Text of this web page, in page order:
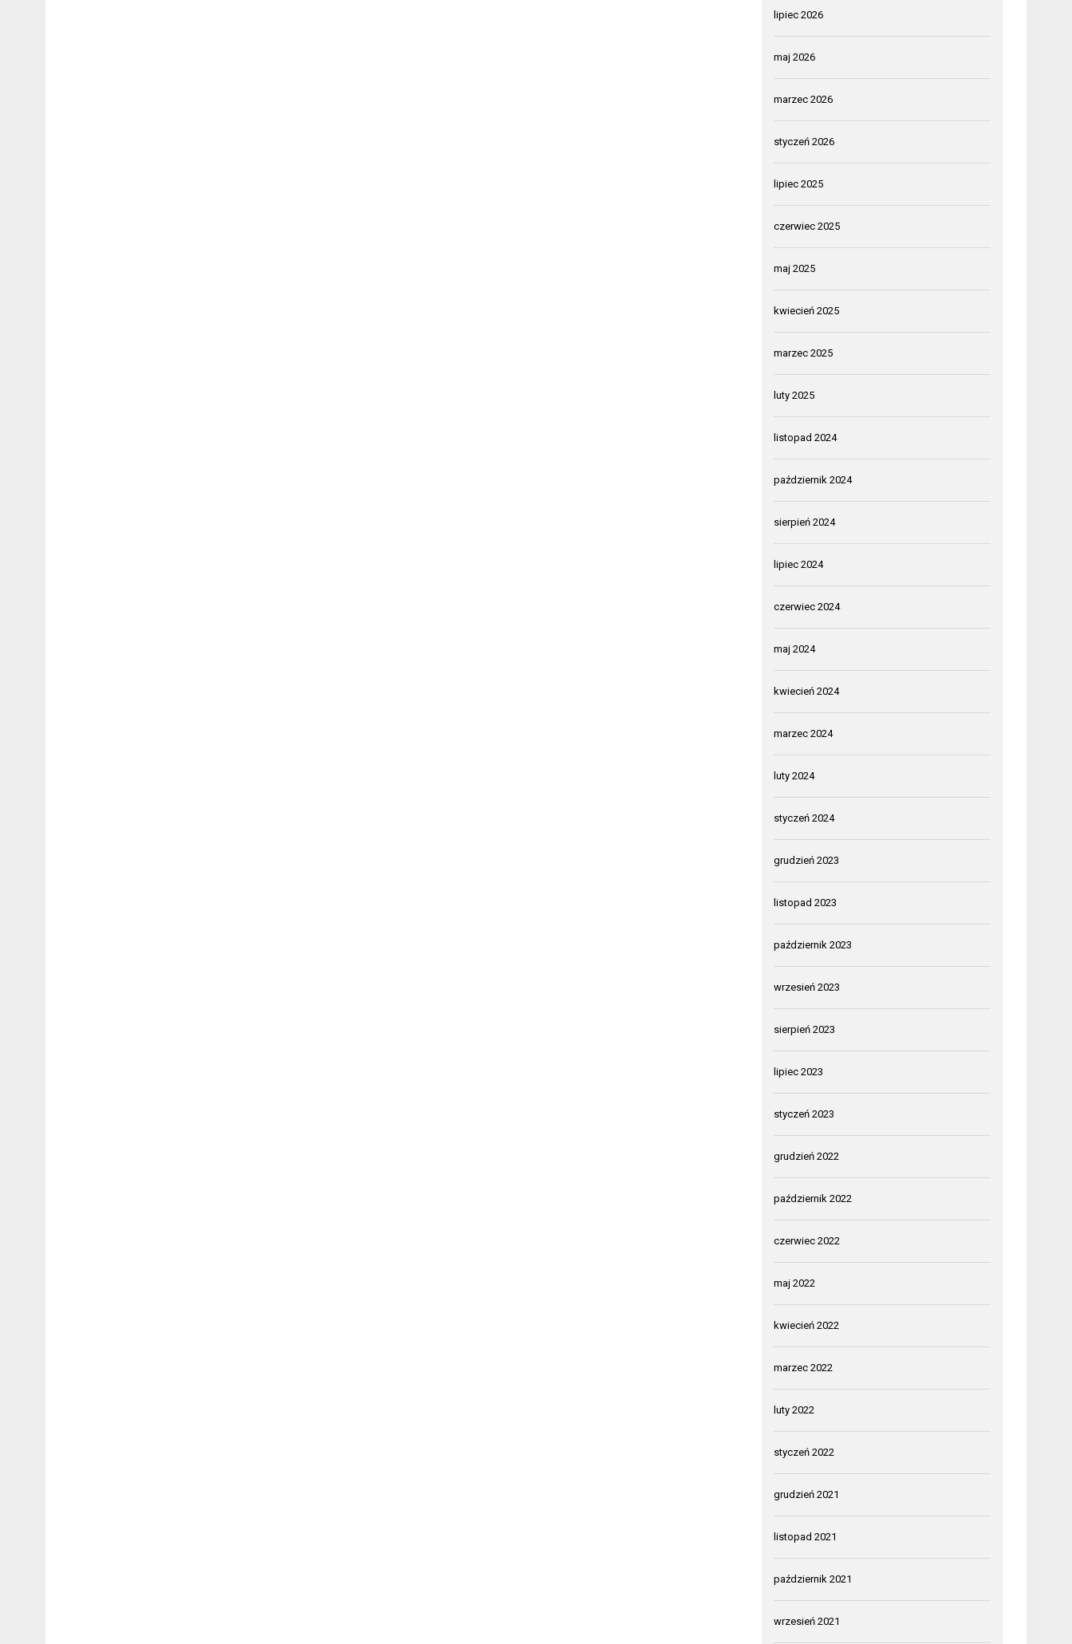
lipiec 2026
maj 2026
marzec 2026
styczeń 2026
lipiec 2025
czerwiec 2025
maj 2025
kwiecień 2025
marzec 2025
luty 2025
listopad 2024
październik 2024
sierpień 2024
lipiec 2024
czerwiec 2024
maj 2024
kwiecień 2024
marzec 2024
luty 2024
styczeń 2024
grudzień 2023
listopad 2023
październik 2023
wrzesień 2023
sierpień 2023
lipiec 2023
styczeń 2023
grudzień 2022
październik 2022
czerwiec 2022
maj 2022
kwiecień 2022
marzec 2022
luty 2022
styczeń 2022
grudzień 2021
listopad 2021
październik 2021
wrzesień 2021